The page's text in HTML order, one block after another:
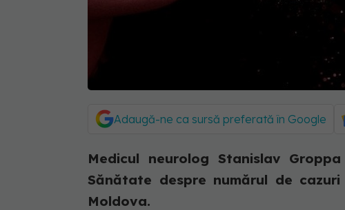
Adaugă-ne ca sursă preferată în Google
Medicul neurolog Stanislav
Sănătate despre numărul de
Moldova.